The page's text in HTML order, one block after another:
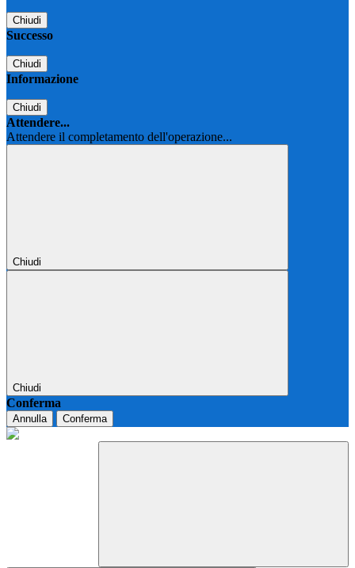
Chiudi
Successo
Chiudi
Informazione
Chiudi
Attendere...
Attendere il completamento dell'operazione...
Chiudi
Chiudi
Conferma
Annulla Conferma